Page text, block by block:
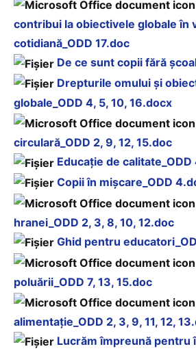
contribui la obiectivele globale în
cotidiană_ODD 17.doc
De ce sunt copii fără
Drepturile omului și
globale_ODD 4, 5, 10, 16.docx
circulară_ODD 2, 9, 12, 15.doc
Educaţie de
Copii în mişcare_ODD
hranei_ODD 2, 3, 8, 10, 12.doc
Ghid pentru
poluării_ODD 7, 13, 15.doc
alimentaţie_ODD 2, 3, 9, 11, 12,
Lucrăm împreună pentru